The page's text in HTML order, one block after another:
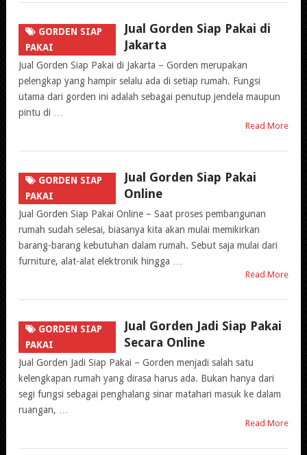
GORDEN SIAP
PAKAI
Jual Gorden Siap Pakai di
Jakarta
Jual Gorden Siap Pakai di Jakarta – Gorden merupakan
pelengkap yang hampir selalu ada di setiap rumah. Fungsi
utama dari gorden ini adalah sebagai penutup jendela maupun
pintu di …
Read More
GORDEN SIAP
PAKAI
Jual Gorden Siap Pakai
Online
Jual Gorden Siap Pakai Online – Saat proses pembangunan
rumah sudah selesai, biasanya kita akan mulai memikirkan
barang-barang kebutuhan dalam rumah. Sebut saja mulai dari
furniture, alat-alat elektronik hingga …
Read More
GORDEN SIAP
PAKAI
Jual Gorden Jadi Siap Pakai
Secara Online
Jual Gorden Jadi Siap Pakai – Gorden menjadi salah satu
kelengkapan rumah yang dirasa harus ada. Bukan hanya dari
segi fungsi sebagai penghalang sinar matahari masuk ke dalam
ruangan, …
Read More